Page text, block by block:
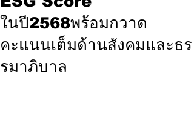
ในปี2568พร้อมกวาด
คะแนนเต็มด้านสังคมและธร
รมาภิบาล